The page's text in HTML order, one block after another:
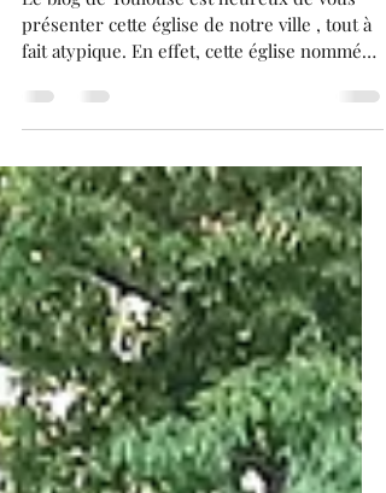
L'église " Saint-Pierre des
fait atypique. En effet, cette église nommée "
Saint-Pierre " a une architecture qui n'est
pas celle des autres églises de Toulouse.
Cette église est de style Baroque,
notamment au niveau de sa coupole, murs
et colonnes. L'église a une autre curiosité
un autel qui est situé en son centre et qui
fait que l'église est divisée en deux parties
Sur l'autel , deux anges sculptés en pierre
blanch